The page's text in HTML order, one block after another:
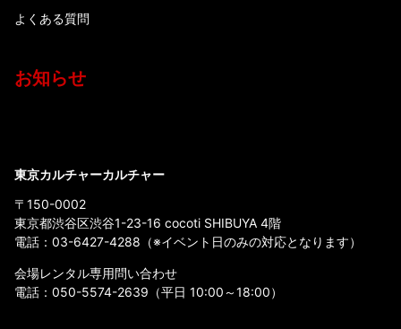
よくある質問
お知らせ
東京カルチャーカルチャー
〒150-0002
東京都渋谷区渋谷1-23-16 cocoti SHIBUYA 4階
電話： 03-6427-4288 （※イベント日のみの対応となります）
会場レンタル専用問い合わせ
電話： 050-5574-2639 （平日 10:00～18:00）